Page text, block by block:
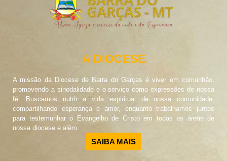
A DIOCESE
A missão da Diocese de Barra do Garças é viver em comunhão,
promovendo a sinodalidade e o serviço como expressões de nossa
fé. Buscamos nutrir a vida espiritual de nossa comunidade,
compartilhando esperança e amor, enquanto trabalhamos juntos
para testemunhar o Evangelho de Cristo em todas as áreas de
nossa diocese e além.
SAIBA MAIS